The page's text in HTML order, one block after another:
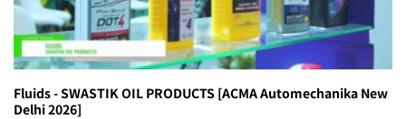
Fluids - SWASTIK OIL PRODUCTS [ACMA Automechanika New
Delhi 2026]